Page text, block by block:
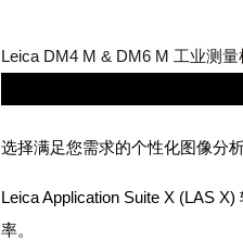
Leica DM4 M & DM6 M 工业测
选择满足您需求的个性化图像分
Leica Application Suite X (LAS
率。